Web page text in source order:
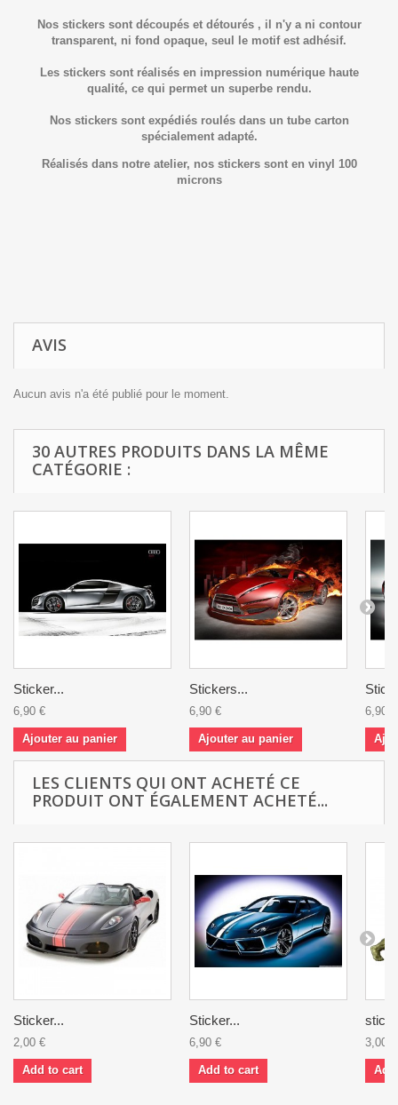
Nos stickers sont découpés et détourés , il n'y a ni contour
transparent, ni fond opaque, seul le motif est adhésif.
Les stickers sont réalisés en impression numérique haute
qualité, ce qui permet un superbe rendu.
Nos stickers sont expédiés roulés dans un tube carton
spécialement adapté.
Réalisés dans notre atelier, nos stickers sont en vinyl 100
microns
AVIS
Aucun avis n'a été publié pour le moment.
30 AUTRES PRODUITS DANS LA MÊME
CATÉGORIE :
Sticker...
6,90 €
Ajouter au panier
Stickers...
6,90 €
Ajouter au panier
6,90 €
LES CLIENTS QUI ONT ACHETÉ CE
PRODUIT ONT ÉGALEMENT ACHETÉ...
Sticker...
2,00 €
Add to cart
Sticker...
6,90 €
Add to cart
3,00 €